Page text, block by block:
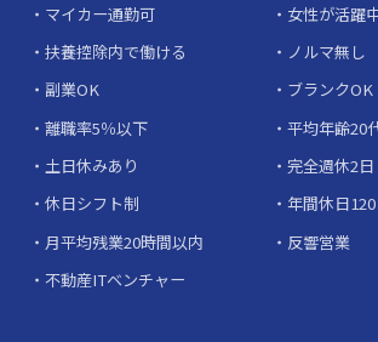
マイカー通勤可
女性が活躍
扶養控除内で働ける
ノルマ無し
副業OK
ブランクOK
離職率5％以下
平均年齢20
土日休みあり
完全週休2日
休日シフト制
年間休日
月平均残業20時間以内
反響営業
不動産ITベンチャー